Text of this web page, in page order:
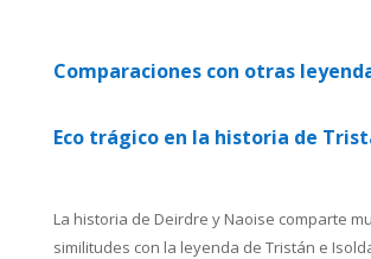
Comparaciones con otras
Eco trágico en la historia de
La historia de Deirdre y Naoise comparte
similitudes con la leyenda de Tristán e